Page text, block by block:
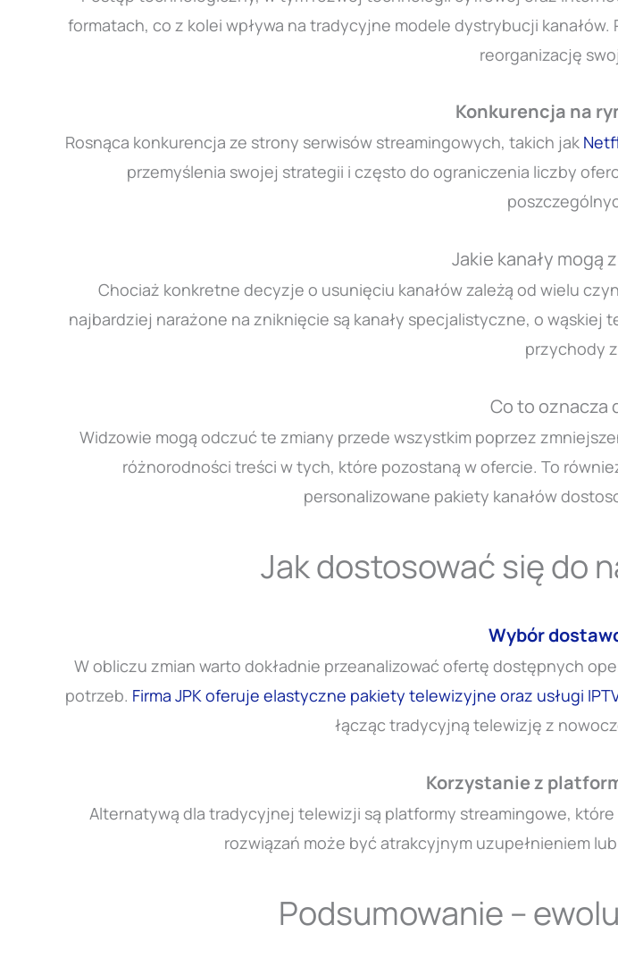
formatach, co z kolei wpływa na tradycyjne modele dystrybucji
reorganizację
Konkurencja na
Rosnąca konkurencja ze strony serwisów streamingowych, takich jak
przemyślenia swojej strategii i często do ograniczenia liczby
Jakie kanały mogą
Chociaż konkretne decyzje o usunięciu kanałów zależą od wielu
najbardziej narażone na zniknięcie są kanały specjalistyczne, o
przychody
Co to oznacza
Widzowie mogą odczuć te zmiany przede wszystkim poprzez
różnorodności treści w tych, które pozostaną w ofercie. To
personalizowane pakiety kanałów
Jak dostosować się do
Wybór
W obliczu zmian warto dokładnie przeanalizować ofertę dostępnych
potrzeb. Firma JPK oferuje elastyczne pakiety telewizyjne oraz usługi
łącząc tradycyjną telewizję z
Korzystanie z
Alternatywą dla tradycyjnej telewizji są platformy streamingowe,
rozwiązań może być atrakcyjnym uzupełnieniem
Podsumowanie –